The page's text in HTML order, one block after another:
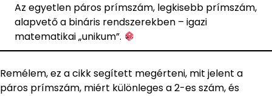
Az egyetlen páros prímszám, legkisebb prímszám,
alapvető a bináris rendszerekben – igazi
matematikai „unikum”.
Remélem, ez a cikk segített megérteni, mit jelent a
páros prímszám, miért különleges a 2-es szám, és